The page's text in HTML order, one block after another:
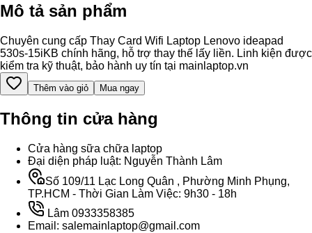
Mô tả sản phẩm
Chuyên cung cấp Thay Card Wifi Laptop Lenovo ideapad
530s-15iKB chính hãng, hỗ trợ thay thế lấy liền. Linh kiện được
kiểm tra kỹ thuật, bảo hành uy tín tại mainlaptop.vn
Thêm vào giỏ Mua ngay
Thông tin cửa hàng
Cửa hàng sữa chữa laptop
Đại diện pháp luật: Nguyễn Thành Lâm
Số 109/11 Lạc Long Quân , Phường Minh Phụng,
TP.HCM - Thời Gian Làm Việc: 9h30 - 18h
Lâm 0933358385
Email: salemainlaptop@gmail.com